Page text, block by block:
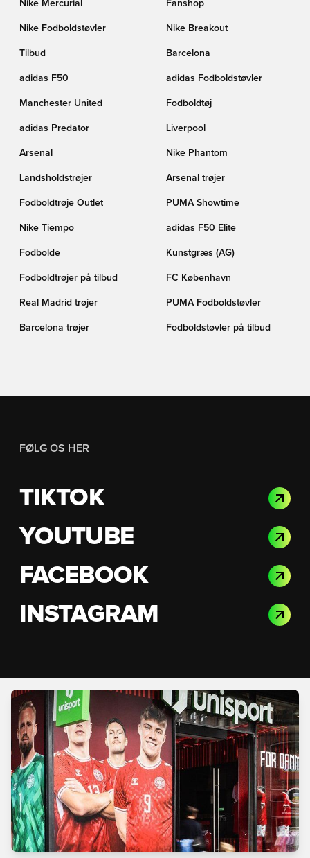
Nike Mercurial Fanshop
Nike Fodboldstøvler Nike Breakout
Tilbud Barcelona
adidas F50 adidas Fodboldstøvler
Manchester United Fodboldtøj
adidas Predator Liverpool
Arsenal Nike Phantom
Landsholdstrøjer Arsenal trøjer
Fodboldtrøje Outlet PUMA Showtime
Nike Tiempo adidas F50 Elite
Fodbolde Kunstgræs (AG)
Fodboldtrøjer på tilbud FC København
Real Madrid trøjer PUMA Fodboldstøvler
Barcelona trøjer Fodboldstøvler på tilbud
FØLG OS HER
TIKTOK
YOUTUBE
FACEBOOK
INSTAGRAM